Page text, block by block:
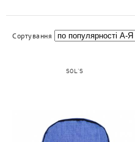
Сортування
SOL'S